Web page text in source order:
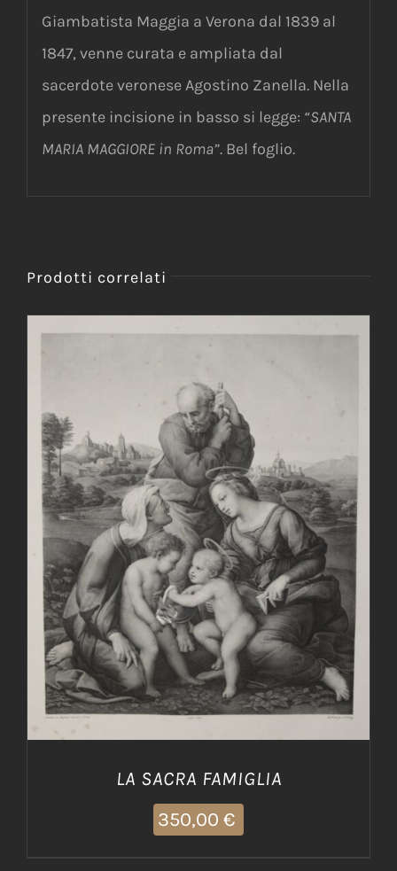
Giambatista Maggia a Verona dal 1839 al
1847, venne curata e ampliata dal
sacerdote veronese Agostino Zanella. Nella
presente incisione in basso si legge: “SANTA
MARIA MAGGIORE in Roma”. Bel foglio.
Prodotti correlati
AGGIUNGI AL CARRELLO / DETTAGLI
LA SACRA FAMIGLIA
350,00 €